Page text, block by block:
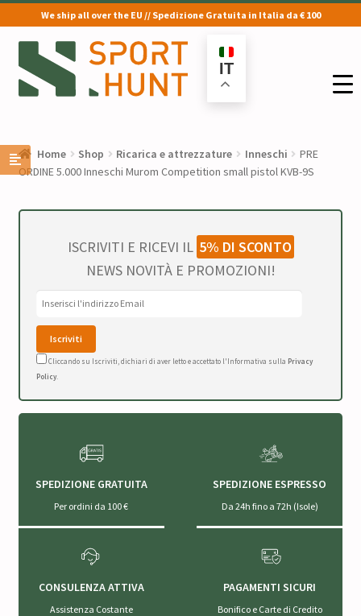
We ship all over the EU // Spedizione Gratuita in Italia da € 100
Vai
alla
navigazione
Vai
al
contenuto
IT
Home Shop Ricarica e attrezzature Inneschi
PRE
ORDINE 5.000 Inneschi Murom Competition small pistol KVB-9S
ISCRIVITI E RICEVI IL 5% DI SCONTO
NEWS NOVITÀ E PROMOZIONI!
Cliccando su Iscriviti, dichiari di aver letto e accettato l'Informativa sulla Privacy
Policy.
SPEDIZIONE GRATUITA
Per ordini da 100 €
SPEDIZIONE ESPRESSO
Da 24h fino a 72h (Isole)
CONSULENZA ATTIVA
Assistenza Costante
PAGAMENTI SICURI
Bonifico e Carte di Credito